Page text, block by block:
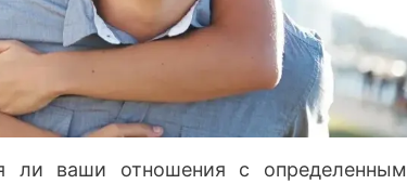
ли ваши отношения с определенным